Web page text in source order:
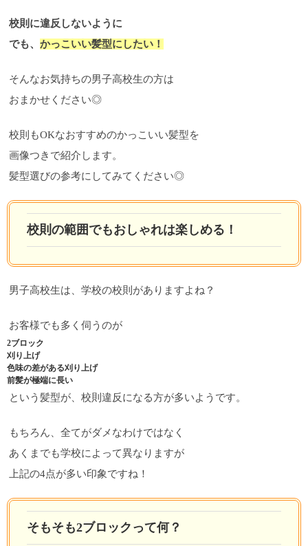
校則に違反しないように
でも、 かっこいい髪型にしたい！
そんなお気持ちの男子高校生の方は
おまかせください◎
校則もOKなおすすめのかっこいい髪型を
画像つきで紹介します。
髪型選びの参考にしてみてください◎
校則の範囲でもおしゃれは楽しめる！
男子高校生は、学校の校則がありますよね？
お客様でも多く伺うのが
2ブロック
刈り上げ
色味の差がある刈り上げ
前髪が極端に長い
という髪型が、校則違反になる方が多いようです。
もちろん、全てがダメなわけではなく
あくまでも学校によって異なりますが
上記の4点が多い印象ですね！
そもそも2ブロックって何？